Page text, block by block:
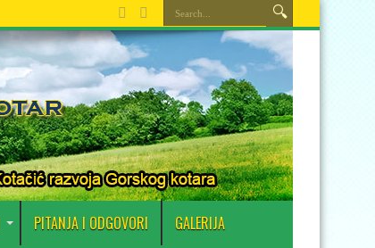
PITANJA I ODGOVORI GALERIJA